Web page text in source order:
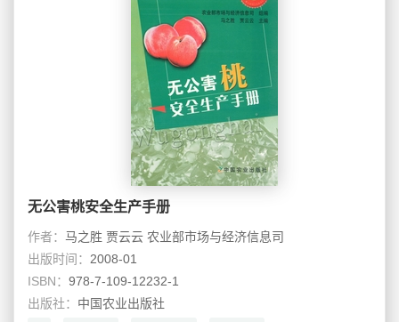
无公害桃安全生产手册
作者： 马之胜 贾云云 农业部市场与经济信息司
出版时间： 2008-01
ISBN： 978-7-109-12232-1
出版社： 中国农业出版社